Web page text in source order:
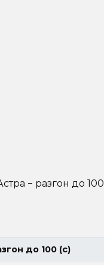
− разгон до 100
до 100 (с)